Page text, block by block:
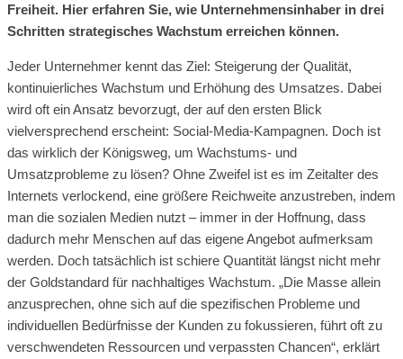
Freiheit. Hier erfahren Sie, wie Unternehmensinhaber in drei
Schritten strategisches Wachstum erreichen können.
Jeder Unternehmer kennt das Ziel: Steigerung der Qualität,
kontinuierliches Wachstum und Erhöhung des Umsatzes. Dabei
wird oft ein Ansatz bevorzugt, der auf den ersten Blick
vielversprechend erscheint: Social-Media-Kampagnen. Doch ist
das wirklich der Königsweg, um Wachstums- und
Umsatzprobleme zu lösen? Ohne Zweifel ist es im Zeitalter des
Internets verlockend, eine größere Reichweite anzustreben, indem
man die sozialen Medien nutzt – immer in der Hoffnung, dass
dadurch mehr Menschen auf das eigene Angebot aufmerksam
werden. Doch tatsächlich ist schiere Quantität längst nicht mehr
der Goldstandard für nachhaltiges Wachstum. „Die Masse allein
anzusprechen, ohne sich auf die spezifischen Probleme und
individuellen Bedürfnisse der Kunden zu fokussieren, führt oft zu
verschwendeten Ressourcen und verpassten Chancen“, erklärt